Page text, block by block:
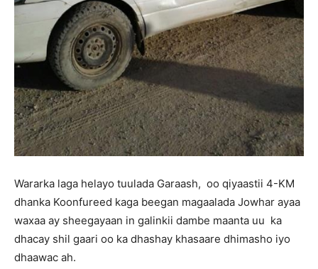
Wararka laga helayo tuulada Garaash, oo qiyaastii 4-KM
dhanka Koonfureed kaga beegan magaalada Jowhar ayaa
waxaa ay sheegayaan in galinkii dambe maanta uu ka
dhacay shil gaari oo ka dhashay khasaare dhimasho iyo
dhaawac ah.